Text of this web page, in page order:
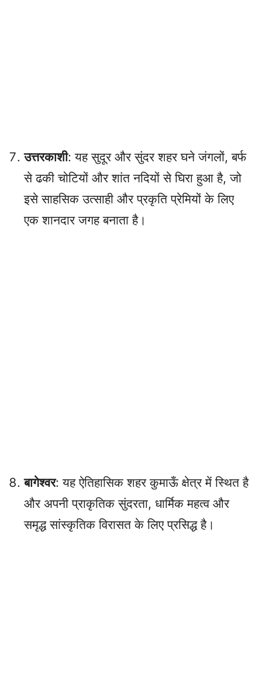
उत्तरकाशी: यह सुदूर और सुंदर शहर घने जंगलों, बर्फ
से ढकी चोटियों और शांत नदियों से घिरा हुआ है, जो
इसे साहसिक उत्साही और प्रकृति प्रेमियों के लिए
एक शानदार जगह बनाता है।
बागेश्वर: यह ऐतिहासिक शहर कुमाऊँ क्षेत्र में स्थित है
और अपनी प्राकृतिक सुंदरता, धार्मिक महत्व और
समृद्ध सांस्कृतिक विरासत के लिए प्रसिद्ध है।